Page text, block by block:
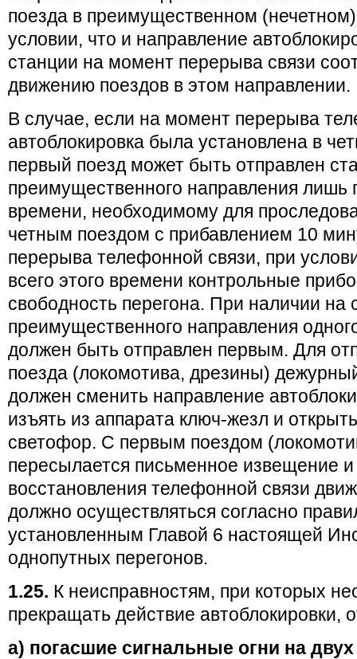
поезда в преимущественном
условии, что и направление
станции на момент перерыва связи
движению поездов в этом направлении.
В случае, если на момент перерыва
автоблокировка была установлена в
первый поезд может быть отправлен
преимущественного направления лишь
времени, необходимому для
четным поездом с прибавлением 10
перерыва телефонной связи, при
всего этого времени контрольные
свободность перегона. При наличии на
преимущественного направления
должен быть отправлен первым. Для
поезда (локомотива, дрезины)
должен сменить направление
изъять из аппарата ключ-жезл и
светофор. С первым поездом
пересылается письменное извещение
восстановления телефонной связи
должно осуществляться согласно
установленным Главой 6 настоящей
однопутных перегонов.
1.25. К неисправностям, при которых
прекращать действие автоблокировки,
а) погасшие сигнальные огни на